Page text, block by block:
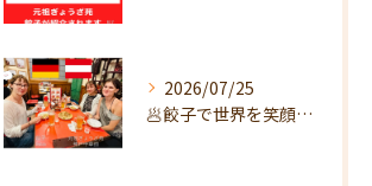
2026/07/25
🥟餃子で世界を笑顔に🥟